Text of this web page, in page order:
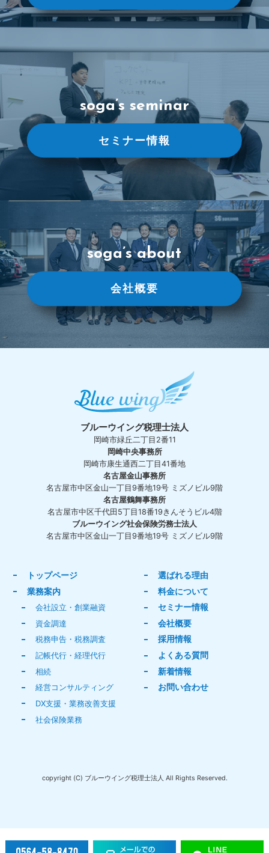
soga’s seminar
セミナー情報
soga’s about
会社概要
ブルーウイング税理士法人
岡崎市緑丘二丁目2番11
岡崎中央事務所
岡崎市康生通西二丁目41番地
名古屋金山事務所
名古屋市中区金山一丁目9番地19号 ミズノビル9階
名古屋鶴舞事務所
名古屋市中区千代田5丁目18番19きんそうビル4階
ブルーウイング社会保険労務士法人
名古屋市中区金山一丁目9番地19号 ミズノビル9階
トップページ
業務案内
会社設立・創業融資
資金調達
税務申告・税務調査
記帳代行・経理代行
相続
経営コンサルティング
DX支援・業務改善支援
社会保険業務
選ばれる理由
料金について
セミナー情報
会社概要
採用情報
よくある質問
新着情報
お問い合わせ
copyright (C) ブルーウイング税理士法人 All Rights Reserved.